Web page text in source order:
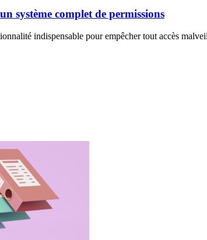
système complet de permissions
indispensable pour empêcher tout accès